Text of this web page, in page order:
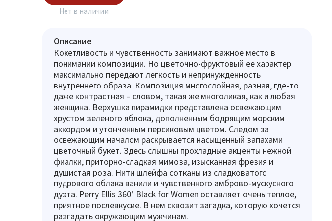
Нет в наличии
Описание
Кокетливость и чувственность занимают важное место в
понимании композиции. Но цветочно-фруктовый ее характер
максимально передают легкость и непринужденность
внутреннего образа. Композиция многослойная, разная, где-то
даже контрастная – словом, такая же многоликая, как и любая
женщина. Верхушка пирамидки представлена освежающим
хрустом зеленого яблока, дополненным бодрящим морским
аккордом и утонченным персиковым цветом. Следом за
освежающим началом раскрывается насыщенный запахами
цветочный букет. Здесь слышны прохладные акценты нежной
фиалки, приторно-сладкая мимоза, изысканная фрезия и
душистая роза. Нити шлейфа сотканы из сладковатого
пудрового облака ванили и чувственного амброво-мускусного
дуэта. Perry Ellis 360° Black for Women оставляет очень теплое,
приятное послевкусие. В нем сквозит загадка, которую хочется
разгадать окружающим мужчинам.